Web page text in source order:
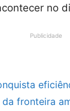
no
Publicidade
fronteira